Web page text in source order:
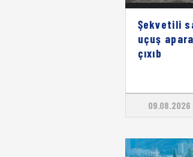
Şekvetili
uçuş
çıxıb
09.08.2026